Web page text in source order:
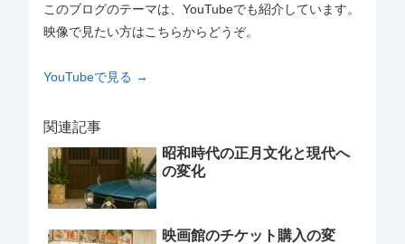
このブログのテーマは、YouTubeでも紹介しています。
映像で見たい方はこちらからどうぞ。
YouTubeで見る →
関連記事
昭和時代の正月文化と現代へ
の変化
映画館のチケット購入の変